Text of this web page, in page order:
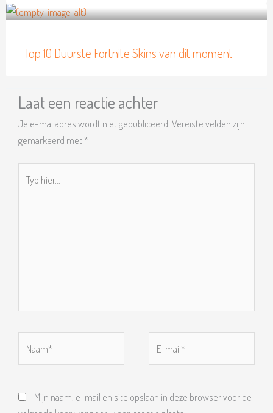
Top 10 Duurste Fortnite Skins van dit moment
Laat een reactie achter
Je e-mailadres wordt niet gepubliceerd. Vereiste velden zijn
gemarkeerd met*
hier...
mail*
Mijn naam, e-mail en site opslaan in deze browser voor de